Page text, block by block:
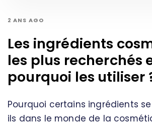
2 ANS AGO
Les ingrédients
les plus recherchés
pourquoi les utiliser
Pourquoi certains ingrédients
ils dans le monde de la